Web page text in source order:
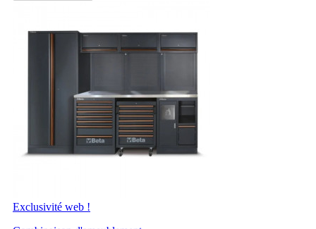
Exclusivité web !